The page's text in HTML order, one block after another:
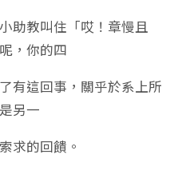
助教叫住「哎！章慢且
，你的四
有這回事，關乎於系上所
另一
求的回饋。